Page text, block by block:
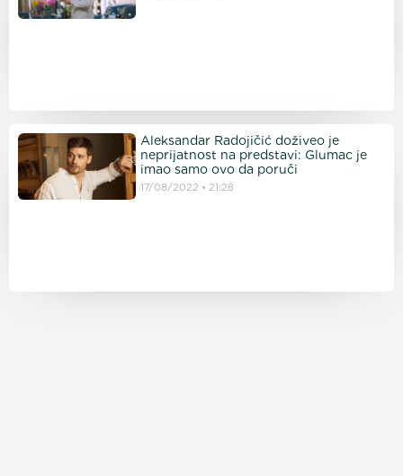
Aleksandar Radojičić doživeo je
neprijatnost na predstavi: Glumac je
imao samo ovo da poruči
17/08/2022 21:28